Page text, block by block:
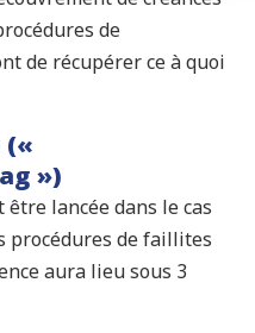
de
de récupérer ce à quoi
(«
»)
lancée dans le cas
procédures de faillites
aura lieu sous 3